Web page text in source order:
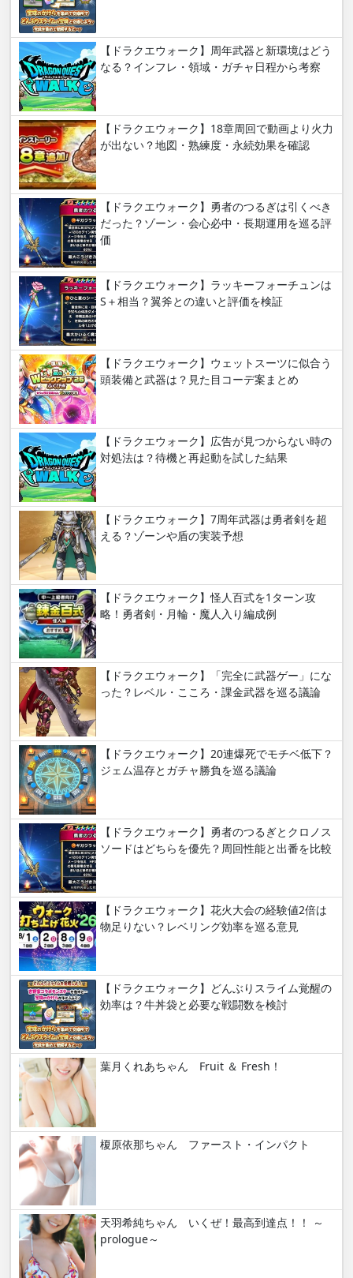
【ドラクエウォーク】周年武器と新環境はどう
なる？インフレ・領域・ガチャ日程から考察
【ドラクエウォーク】18章周回で動画より火力
が出ない？地図・熟練度・永続効果を確認
【ドラクエウォーク】勇者のつるぎは引くべき
だった？ゾーン・会心必中・長期運用を巡る評
価
【ドラクエウォーク】ラッキーフォーチュンは
S＋相当？翼斧との違いと評価を検証
【ドラクエウォーク】ウェットスーツに似合う
頭装備と武器は？見た目コーデ案まとめ
【ドラクエウォーク】広告が見つからない時の
対処法は？待機と再起動を試した結果
【ドラクエウォーク】7周年武器は勇者剣を超
える？ゾーンや盾の実装予想
【ドラクエウォーク】怪人百式を1ターン攻
略！勇者剣・月輪・魔人入り編成例
【ドラクエウォーク】「完全に武器ゲー」にな
った？レベル・こころ・課金武器を巡る議論
【ドラクエウォーク】20連爆死でモチベ低下？
ジェム温存とガチャ勝負を巡る議論
【ドラクエウォーク】勇者のつるぎとクロノス
ソードはどちらを優先？周回性能と出番を比較
【ドラクエウォーク】花火大会の経験値2倍は
物足りない？レベリング効率を巡る意見
【ドラクエウォーク】どんぶりスライム覚醒の
効率は？牛丼袋と必要な戦闘数を検討
葉月くれあちゃん Fruit ＆ Fresh！
榎原依那ちゃん ファースト・インパクト
天羽希純ちゃん いくぜ！最高到達点！！ ～
prologue～